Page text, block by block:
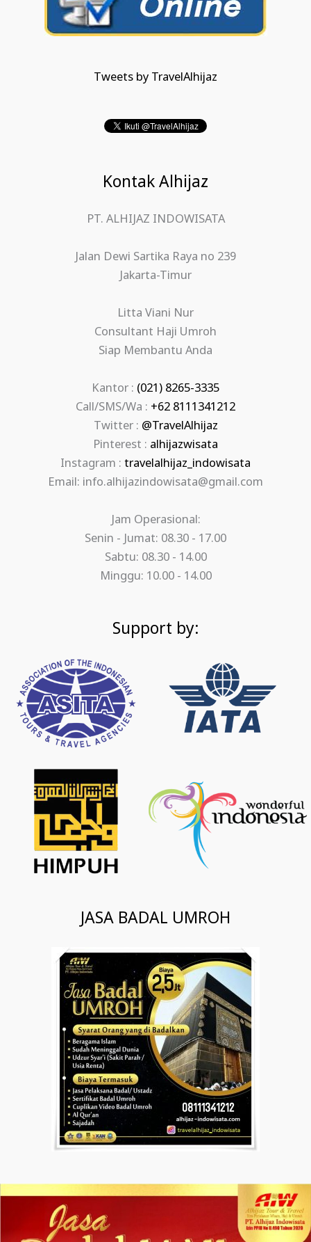
Tweets by TravelAlhijaz
Kontak Alhijaz
PT. ALHIJAZ INDOWISATA
Jalan Dewi Sartika Raya no 239
Jakarta-Timur
Litta Viani Nur
Consultant Haji Umroh
Siap Membantu Anda
Kantor : (021) 8265-3335
Call/SMS/Wa : +62 8111341212
Twitter : @TravelAlhijaz
Pinterest : alhijazwisata
Instagram : travelalhijaz_indowisata
Email: info.alhijazindowisata@gmail.com
Jam Operasional:
Senin - Jumat: 08.30 - 17.00
Sabtu: 08.30 - 14.00
Minggu: 10.00 - 14.00
Support by:
JASA BADAL UMROH